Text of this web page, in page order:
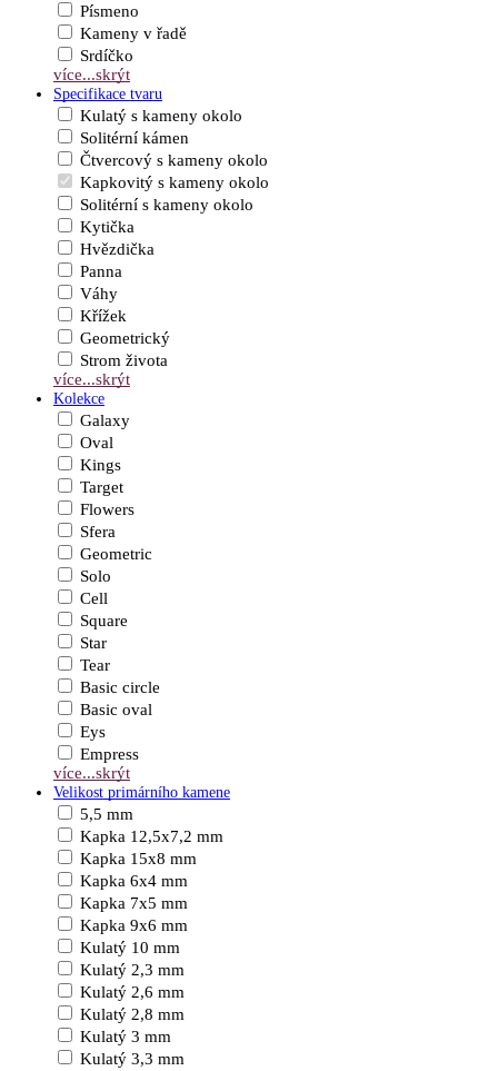
Písmeno
Kameny v řadě
Srdíčko
více...skrýt
Specifikace tvaru
Kulatý s kameny okolo
Solitérní kámen
Čtvercový s kameny okolo
Kapkovitý s kameny okolo
Solitérní s kameny okolo
Kytička
Hvězdička
Panna
Váhy
Křížek
Geometrický
Strom života
více...skrýt
Kolekce
Galaxy
Oval
Kings
Target
Flowers
Sfera
Geometric
Solo
Cell
Square
Star
Tear
Basic circle
Basic oval
Eys
Empress
více...skrýt
Velikost primárního kamene
5,5 mm
Kapka 12,5x7,2 mm
Kapka 15x8 mm
Kapka 6x4 mm
Kapka 7x5 mm
Kapka 9x6 mm
Kulatý 10 mm
Kulatý 2,3 mm
Kulatý 2,6 mm
Kulatý 2,8 mm
Kulatý 3 mm
Kulatý 3,3 mm